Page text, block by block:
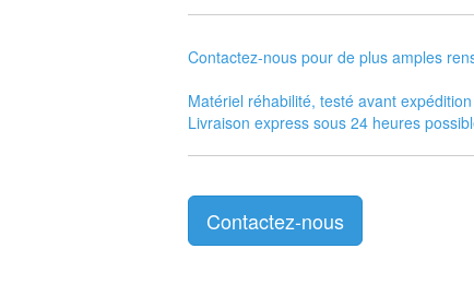
Contactez-nous pour de plus amples
Matériel réhabilité, testé avant
Livraison express sous 24 heures
Contactez-nous